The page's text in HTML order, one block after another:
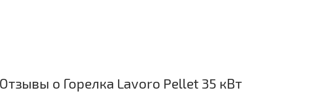
Отзывы о Горелка Lavoro Pellet 35 кВт